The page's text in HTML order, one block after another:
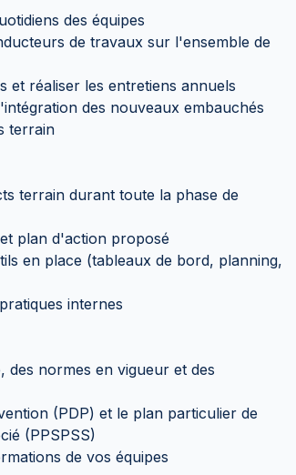
des équipes
de travaux sur l'ensemble de
et réaliser les entretiens annuels
des nouveaux embauchés
terrain
terrain durant toute la phase de
plan d'action proposé
en place (tableaux de bord, planning,
internes
des normes en vigueur et des
(PDP) et le plan particulier de
(PPSPSS)
de vos équipes